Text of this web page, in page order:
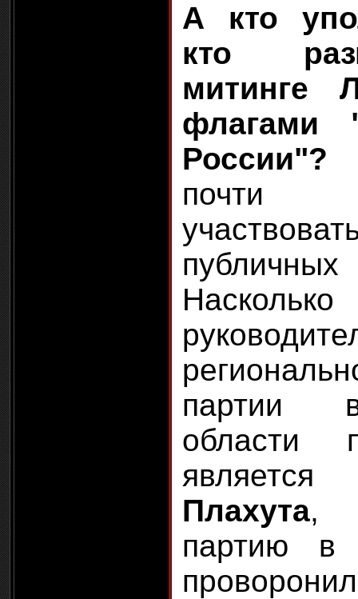
А кто
кто
митинге
флагами
России"?
почти
партии
Плахута,
партию в